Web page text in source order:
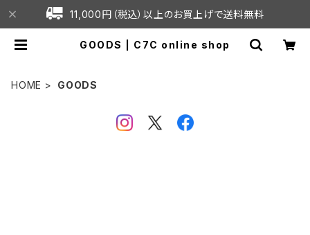
11,000円（税込）以上のお買上げで送料無料
GOODS | C7C online shop
HOME GOODS